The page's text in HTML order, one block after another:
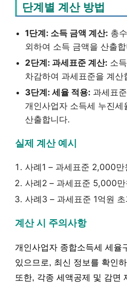
단계별 계산 방법
1단계: 소득 금액 계산: 총
외하여 소득 금액을 산출
2단계: 과세표준 계산: 소
차감하여 과세표준을 계산
3단계: 세율 적용: 과세표
개인사업자 소득세 누진
산출합니다.
실제 계산 예시
사례1 – 과세표준 2,000만
사례2 – 과세표준 5,000만
사례3 – 과세표준 1억원
계산 시 주의사항
개인사업자 종합소득세 세율
있으므로, 최신 정보를 확인
또한, 각종 세액공제 및 감면